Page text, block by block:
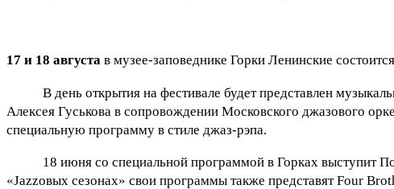
17 и 18 августа в музее-заповеднике Горки Ленинские
В день открытия на фестивале будет представлен
Алексея Гуськова в сопровождении Московского джазового
специальную программу в стиле джаз-рэпа.
18 июня со специальной программой в Горках выступит
«Jazzовых сезонах» свои программы также представят Four